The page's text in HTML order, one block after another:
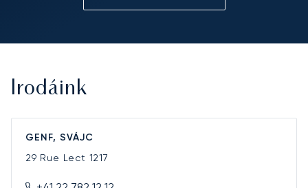
Irodáink
GENF, SVÁJC
29 Rue Lect 1217